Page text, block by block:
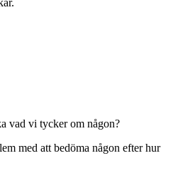
vad vi tycker om någon?
med att bedöma någon efter hur